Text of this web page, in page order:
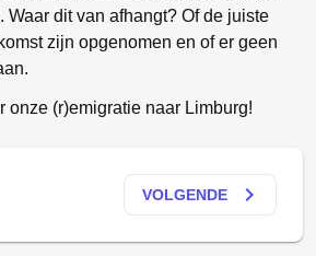
Waar dit van afhangt? Of de juiste
zijn opgenomen en of er geen
onze (r)emigratie naar Limburg!
VOLGENDE keyboard_arrow_right